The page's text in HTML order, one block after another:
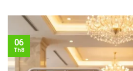
06
Th8